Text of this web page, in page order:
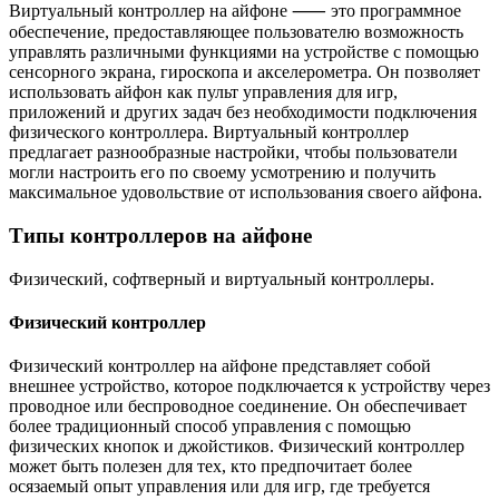
Виртуальный контроллер на айфоне ⸺ это программное
обеспечение, предоставляющее пользователю возможность
управлять различными функциями на устройстве с помощью
сенсорного экрана, гироскопа и акселерометра. Он позволяет
использовать айфон как пульт управления для игр,
приложений и других задач без необходимости подключения
физического контроллера.​ Виртуальный контроллер
предлагает разнообразные настройки, чтобы пользователи
могли настроить его по своему усмотрению и получить
максимальное удовольствие от использования своего айфона.​
Типы контроллеров на айфоне
Физический, софтверный и виртуальный контроллеры.​
Физический контроллер
Физический контроллер на айфоне представляет собой
внешнее устройство, которое подключается к устройству через
проводное или беспроводное соединение.​ Он обеспечивает
более традиционный способ управления с помощью
физических кнопок и джойстиков.​ Физический контроллер
может быть полезен для тех, кто предпочитает более
осязаемый опыт управления или для игр, где требуется